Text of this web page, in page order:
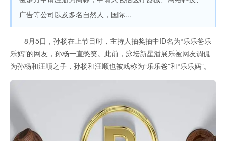
广告等公司以及多名自然人，国际...
8月5日，孙杨在上节目时，主持人抽奖抽中ID名为“乐乐爸乐
乐妈”的网友，孙杨一直憋笑。此前，泳坛新星潘展乐被网友调侃
为孙杨和汪顺之子，孙杨和汪顺也被戏称为“乐乐爸”和“乐乐妈”。